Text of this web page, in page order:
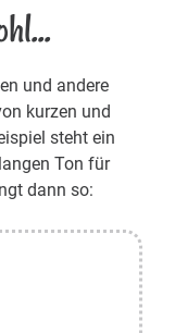
und andere
kurzen und
steht ein
Ton für
dann so: